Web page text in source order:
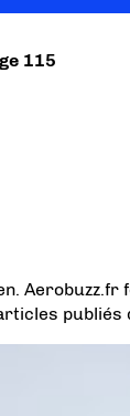
115
publiés